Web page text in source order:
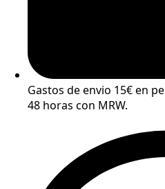
Gastos de envio 15€ en
48 horas con MRW.